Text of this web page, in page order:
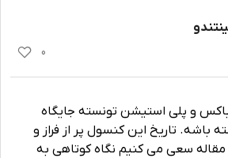
0
و پلی استیشن تونسته جایگاه
تاریخ این کنسول پر از فراز و
سعی می کنیم نگاه کوتاهی به